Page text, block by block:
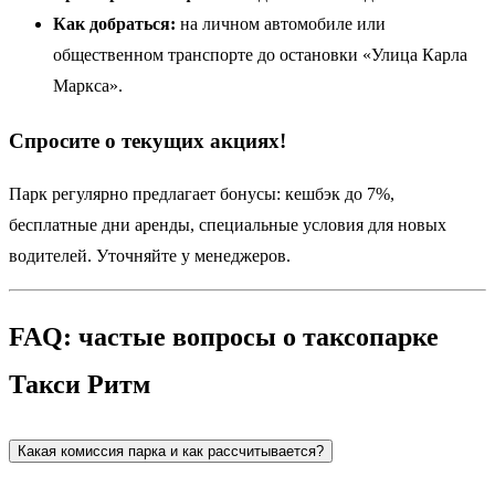
Как добраться: на личном автомобиле или
общественном транспорте до остановки «Улица Карла
Маркса».
Спросите о текущих акциях!
Парк регулярно предлагает бонусы: кешбэк до 7%,
бесплатные дни аренды, специальные условия для новых
водителей. Уточняйте у менеджеров.
FAQ: частые вопросы о таксопарке
Такси Ритм
Какая комиссия парка и как рассчитывается?